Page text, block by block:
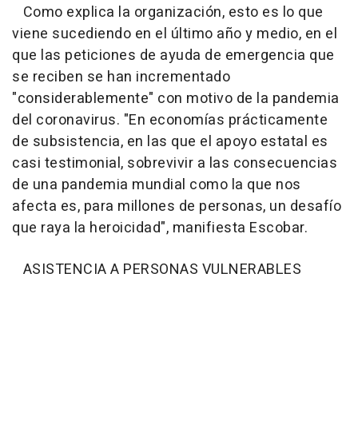
Como explica la organización, esto es lo que
viene sucediendo en el último año y medio, en el
que las peticiones de ayuda de emergencia que
se reciben se han incrementado
"considerablemente" con motivo de la pandemia
del coronavirus. "En economías prácticamente
de subsistencia, en las que el apoyo estatal es
casi testimonial, sobrevivir a las consecuencias
de una pandemia mundial como la que nos
afecta es, para millones de personas, un desafío
que raya la heroicidad", manifiesta Escobar.
ASISTENCIA A PERSONAS VULNERABLES